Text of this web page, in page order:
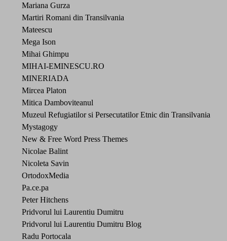
Mariana Gurza
Martiri Romani din Transilvania
Mateescu
Mega Ison
Mihai Ghimpu
MIHAI-EMINESCU.RO
MINERIADA
Mircea Platon
Mitica Damboviteanul
Muzeul Refugiatilor si Persecutatilor Etnic din Transilvania
Mystagogy
New & Free Word Press Themes
Nicolae Balint
Nicoleta Savin
OrtodoxMedia
Pa.ce.pa
Peter Hitchens
Pridvorul lui Laurentiu Dumitru
Pridvorul lui Laurentiu Dumitru Blog
Radu Portocala